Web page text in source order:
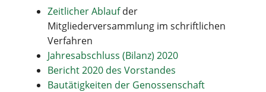
Zeitlicher Ablaufder
Mitgliederversammlung im schriftlichen
Verfahren
Jahresabschluss (Bilanz) 2020
Bericht 2020 des Vorstandes
Bautätigkeiten der Genossenschaft